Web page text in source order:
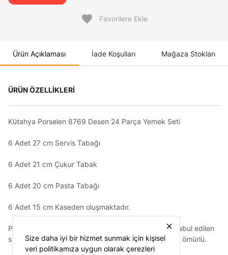
favorite Favorilere Ekle
Ürün Açıklaması İade Koşulları Mağaza Stokları
ÜRÜN ÖZELLİKLERİ
Kütahya Porselen 8769 Desen 24 Parça Yemek Seti
6 Adet 27 cm Servis Tabağı
6 Adet 21 cm Çukur Tabak
6 Adet 20 cm Pasta Tabağı
6 Adet 15 cm Kaseden oluşmaktadır.
Porselen sektöründe çok önemli bir devrim olarak kabul edilen
sır içi dekor uygulamasıyla desenler artık daha uzun ömürlü.
close
Size daha iyi bir hizmet sunmak için kişisel
veri politikamıza uygun olarak çerezleri